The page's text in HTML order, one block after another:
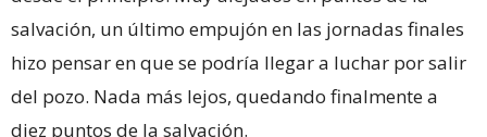
salvación, un último empujón en las jornadas finales
hizo pensar en que se podría llegar a luchar por salir
del pozo. Nada más lejos, quedando finalmente a
diez puntos de la salvación.